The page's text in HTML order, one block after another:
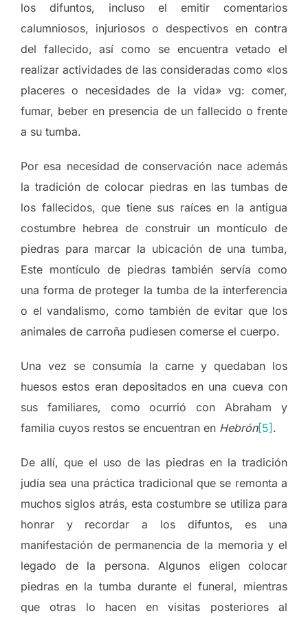
los difuntos, incluso el emitir comentarios
calumniosos, injuriosos o despectivos en contra
del fallecido, así como se encuentra vetado el
realizar actividades de las consideradas como «los
placeres o necesidades de la vida» vg: comer,
fumar, beber en presencia de un fallecido o frente
a su tumba.
Por esa necesidad de conservación nace además
la tradición de colocar piedras en las tumbas de
los fallecidos, que tiene sus raíces en la antigua
costumbre hebrea de construir un montículo de
piedras para marcar la ubicación de una tumba,
Este montículo de piedras también servía como
una forma de proteger la tumba de la interferencia
o el vandalismo, como también de evitar que los
animales de carroña pudiesen comerse el cuerpo.
Una vez se consumía la carne y quedaban los
huesos estos eran depositados en una cueva con
sus familiares, como ocurrió con Abraham y
familia cuyos restos se encuentran en Hebrón[5] .
De allí, que el uso de las piedras en la tradición
judía sea una práctica tradicional que se remonta a
muchos siglos atrás, esta costumbre se utiliza para
honrar y recordar a los difuntos, es una
manifestación de permanencia de la memoria y el
legado de la persona. Algunos eligen colocar
piedras en la tumba durante el funeral, mientras
que otras lo hacen en visitas posteriores al